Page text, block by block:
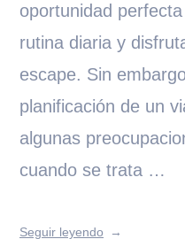
oportunidad
rutina diaria y
escape. Sin
planificación de un
algunas
cuando se trata …
Seguir leyendo